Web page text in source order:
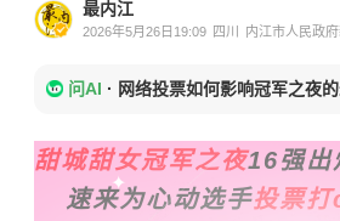
最内江
2026年5月26日19:09 四川
内江市人民政府
问AI · 网络投票如何影响冠军之夜的
甜城甜女冠军之夜16强出
✦
速来为心动选手投票